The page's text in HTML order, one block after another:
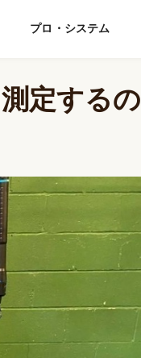
プロ・システム
定するの